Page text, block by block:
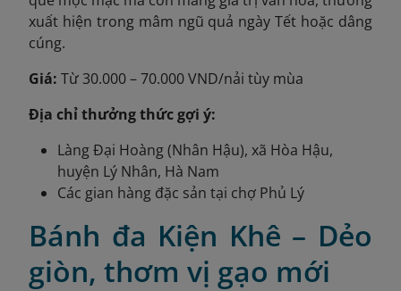
xuất hiện trong mâm ngũ quả ngày Tết hoặc dâng
cúng.
Giá: Từ 30.000 – 70.000 VND/nải tùy mùa
Địa chỉ thưởng thức gợi ý:
Làng Đại Hoàng (Nhân Hậu), xã Hòa Hậu,
huyện Lý Nhân, Hà Nam
Các gian hàng đặc sản tại chợ Phủ Lý
Bánh đa Kiện Khê – Dẻo
giòn, thơm vị gạo mới